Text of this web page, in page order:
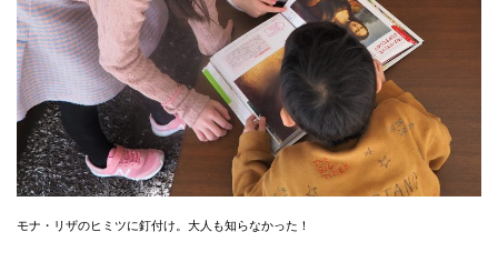
モナ・リザのヒミツに釘付け。大人も知らなかった！